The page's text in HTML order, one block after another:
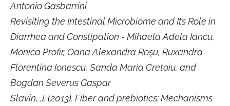
Antonio Gasbarrini
Revisiting the Intestinal Microbiome and Its Role in
Diarrhea and Constipation - Mihaela Adela Iancu,
Monica Profir, Oana Alexandra Roşu, Ruxandra
Florentina Ionescu, Sanda Maria Cretoiu, and
Bogdan Severus Gaspar
Slavin, J. (2013). Fiber and prebiotics: Mechanisms